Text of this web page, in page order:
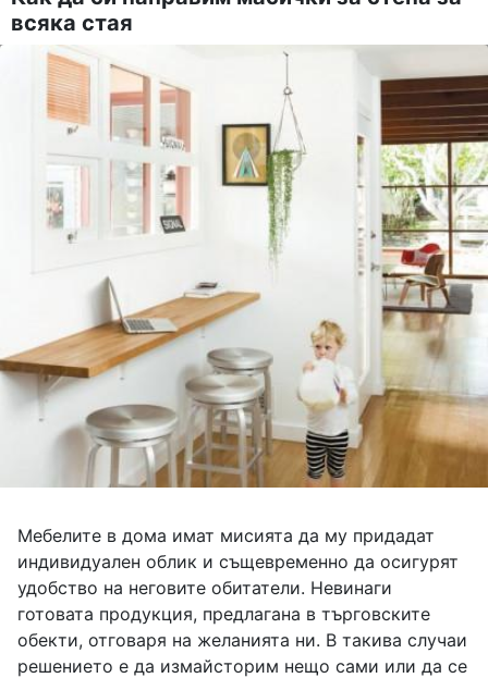
всяка стая
Мебелите в дома имат мисията да му придадат
индивидуален облик и същевременно да осигурят
удобство на неговите обитатели. Невинаги
готовата продукция, предлагана в търговските
обекти, отговаря на желанията ни. В такива случаи
решението е да измайсторим нещо сами или да се